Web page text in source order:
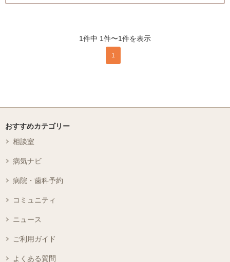
1件中 1件〜1件を表示
1
おすすめカテゴリー
相談室
病気ナビ
病院・歯科予約
コミュニティ
ニュース
ご利用ガイド
よくある質問